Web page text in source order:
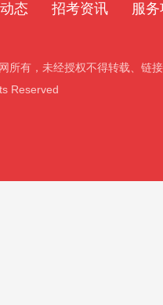
态 招考资讯 服
所有，未经授权不得转载、链
Reserved